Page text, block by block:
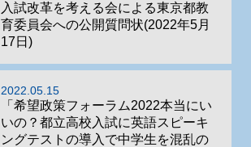
入試改革を考える会による東京都教
育委員会への公開質問状(2022年5月
17日)
2022.05.15
「希望政策フォーラム2022本当にい
いの？都立高校入試に英語スピーキ
ングテストの導入で中学生を混乱の